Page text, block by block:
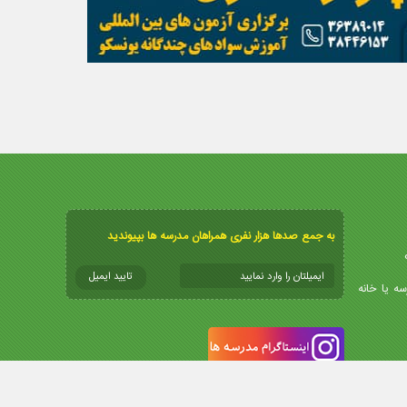
یا خانه
به جمع صدها هزار نفری همراهان مدرسه ها بپیوندید